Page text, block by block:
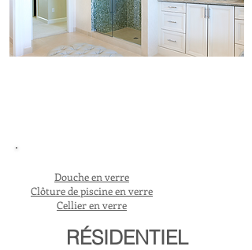
Douche en verre
Clôture de piscine en verre
Cellier en verre
RÉSIDENTIEL